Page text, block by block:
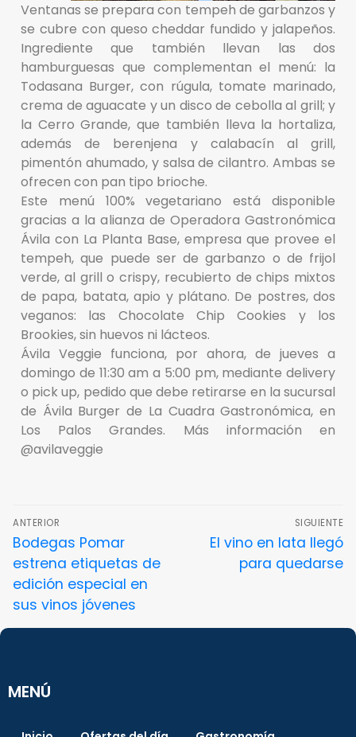
Ventanas se prepara con tempeh de garbanzos y
se cubre con queso cheddar fundido y jalapeños.
Ingrediente que también llevan las dos
hamburguesas que complementan el menú: la
Todasana Burger, con rúgula, tomate marinado,
crema de aguacate y un disco de cebolla al grill; y
la Cerro Grande, que también lleva la hortaliza,
además de berenjena y calabacín al grill,
pimentón ahumado, y salsa de cilantro. Ambas se
ofrecen con pan tipo brioche.
Este menú 100% vegetariano está disponible
gracias a la alianza de Operadora Gastronómica
Ávila con La Planta Base, empresa que provee el
tempeh, que puede ser de garbanzo o de frijol
verde, al grill o crispy, recubierto de chips mixtos
de papa, batata, apio y plátano. De postres, dos
veganos: las Chocolate Chip Cookies y los
Brookies, sin huevos ni lácteos.
Ávila Veggie funciona, por ahora, de jueves a
domingo de 11:30 am a 5:00 pm, mediante delivery
o pick up, pedido que debe retirarse en la sucursal
de Ávila Burger de La Cuadra Gastronómica, en
Los Palos Grandes. Más información en
@avilaveggie
ANTERIOR
Bodegas Pomar
estrena etiquetas de
edición especial en
sus vinos jóvenes
SIGUIENTE
El vino en lata llegó
para quedarse
MENÚ